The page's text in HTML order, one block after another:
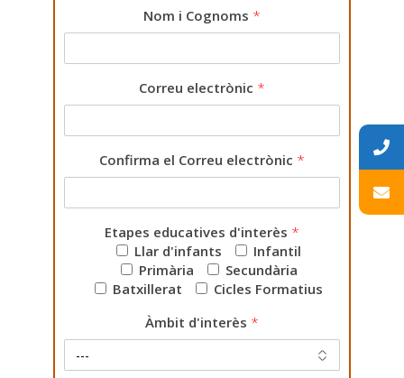
Nom i Cognoms *
Correu electrònic *
Confirma el Correu electrònic *
Etapes educatives d'interès *
Llar d'infants
Infantil
Primària
Secundària
Batxillerat
Cicles Formatius
Àmbit d'interès *